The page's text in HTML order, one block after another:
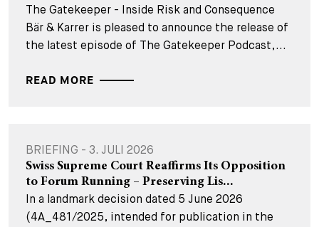
The Gatekeeper - Inside Risk and Consequence
Bär & Karrer is pleased to announce the release of
the latest episode of The Gatekeeper Podcast,...
READ MORE
BRIEFING - 3. JULI 2026
Swiss Supreme Court Reaffirms Its Opposition
to Forum Running – Preserving Lis...
In a landmark decision dated 5 June 2026
(4A_481/2025, intended for publication in the